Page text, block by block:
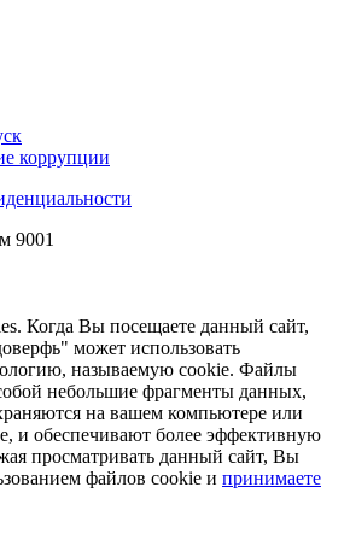
коррупции
Когда Вы посещаете данный сайт,
может использовать
называемую cookie. Файлы
небольшие фрагменты данных,
на вашем компьютере или
и обеспечивают более эффективную
просматривать данный сайт, Вы
файлов cookie и принимаете